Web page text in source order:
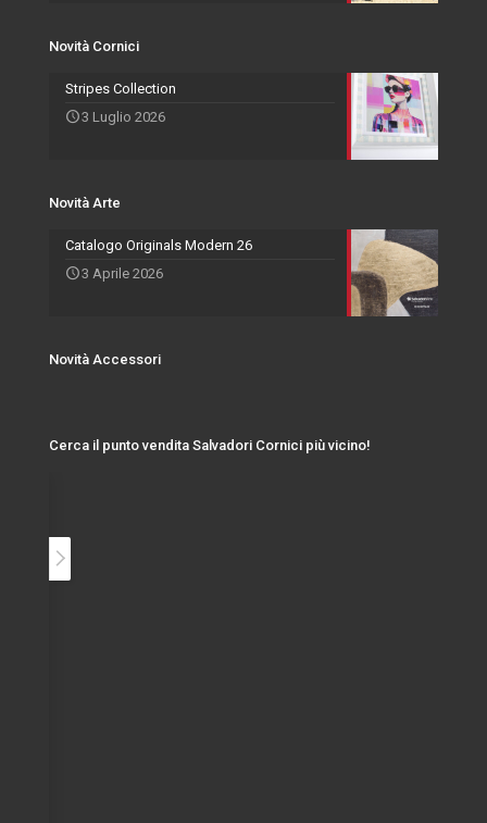
Novità Cornici
Stripes Collection
3 Luglio 2026
Novità Arte
Catalogo Originals Modern 26
3 Aprile 2026
Novità Accessori
Cerca il punto vendita Salvadori Cornici più vicino!